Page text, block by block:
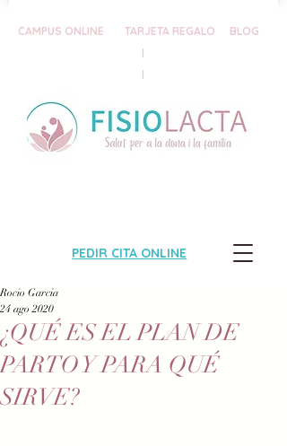
PEDIR CITA ONLINE
CAMPUS ONLINE TARJETA REGALO BLOG
¿QUÉ ES EL PLAN DE
PARTO Y PARA QUÉ
SIRVE?
Rocio Garcia
24 ago 2020